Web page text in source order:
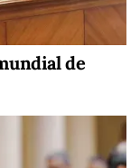
de